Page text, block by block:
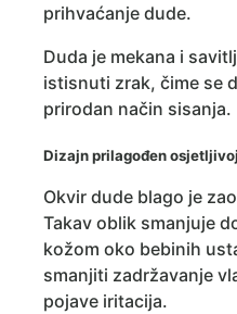
prihvaćanje dude.
Duda je mekana i
istisnuti zrak, čime se
prirodan način sisanja.
Dizajn prilagođen
Okvir dude blago je
Takav oblik smanjuje
kožom oko bebinih
smanjiti zadržavanje
pojave iritacija.